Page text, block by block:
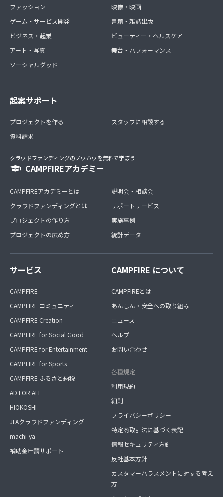
ファッション
ゲーム・サービス開発
ビジネス・起業
アート・写真
ソーシャルグッド
映像・映画
書籍・雑誌出版
ビューティー・ヘルスケア
舞台・パフォーマンス
起案サポート
プロジェクトを作る
資料請求
スタッフに相談する
クラウドファンディングのノウハウを無料で学ぼう
CAMPFIREアカデミー
CAMPFIREアカデミーとは
クラウドファンディングとは
プロジェクトの作り方
プロジェクトの広め方
説明会・相談会
サポートサービス
実施事例
統計データ
サービス
CAMPFIRE
CAMPFIRE コミュニティ
CAMPFIRE Creation
CAMPFIRE for Social Good
CAMPFIRE for Entertainment
CAMPFIRE for Sports
CAMPFIRE ふるさと納税
AD FOR ALL
HIOKOSHI
JFAクラウドファンディング
machi-ya
補助金申請サポート
CAMPFIRE について
CAMPFIREとは
あんしん・安全への取り組み
ニュース
ヘルプ
お問い合わせ
各種規定
利用規約
細則
プライバシーポリシー
特定商取引法に基づく表記
情報セキュリティ方針
反社基本方針
カスタマーハラスメントに対する考え
方